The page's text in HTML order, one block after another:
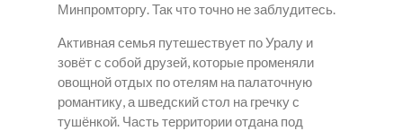
Минпромторгу. Так что точно не заблудитесь.
Активная семья путешествует по Уралу и
зовёт с собой друзей, которые променяли
овощной отдых по отелям на палаточную
романтику, а шведский стол на гречку с
тушёнкой. Часть территории отдана под